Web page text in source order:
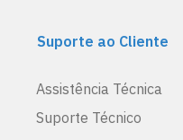
Suporte ao Cliente
Assistência Técnica
Suporte Técnico